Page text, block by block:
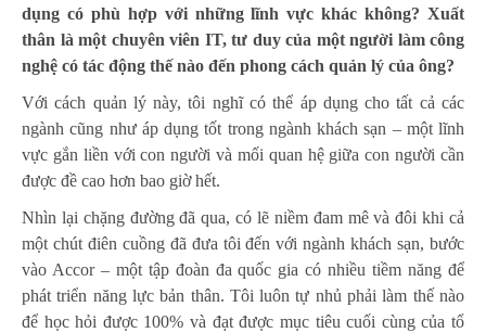
dụng có phù hợp với những lĩnh vực khác không? Xuất
thân là một chuyên viên IT, tư duy của một người làm công
nghệ có tác động thế nào đến phong cách quản lý của ông?
Với cách quản lý này, tôi nghĩ có thể áp dụng cho tất cả các
ngành cũng như áp dụng tốt trong ngành khách sạn – một lĩnh
vực gắn liền với con người và mối quan hệ giữa con người cần
được đề cao hơn bao giờ hết.
Nhìn lại chặng đường đã qua, có lẽ niềm đam mê và đôi khi cả
một chút điên cuồng đã đưa tôi đến với ngành khách sạn, bước
vào Accor – một tập đoàn đa quốc gia có nhiều tiềm năng để
phát triển năng lực bản thân. Tôi luôn tự nhủ phải làm thế nào
để học hỏi được 100% và đạt được mục tiêu cuối cùng của tổ